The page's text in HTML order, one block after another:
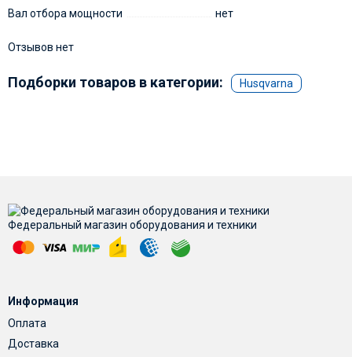
Вал отбора мощности
нет
Отзывов нет
Подборки товаров в категории: Husqvarna
Федеральный магазин оборудования и техники
Информация
Оплата
Доставка